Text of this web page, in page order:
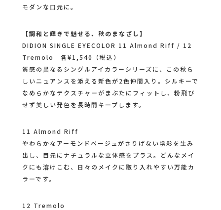
モダンな口元に。
【調和と輝きで魅せる、秋のまなざし】
DIDION SINGLE EYECOLOR 11 Almond Riff / 12
Tremolo 各¥1,540（税込）
質感の異なるシングルアイカラーシリーズに、この秋ら
しいニュアンスを添える新色が2色仲間入り。シルキーで
なめらかなテクスチャーがまぶたにフィットし、粉飛び
せず美しい発色を長時間キープします。
11 Almond Riff
やわらかなアーモンドベージュがさりげない陰影を生み
出し、目元にナチュラルな立体感をプラス。どんなメイ
クにも溶けこむ、日々のメイクに取り入れやすい万能カ
ラーです。
12 Tremolo